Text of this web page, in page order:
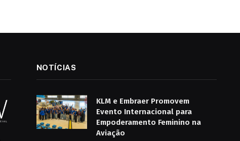
NOTÍCIAS
KLM e Embraer Promovem
Evento Internacional para
Empoderamento Feminino na
Aviação